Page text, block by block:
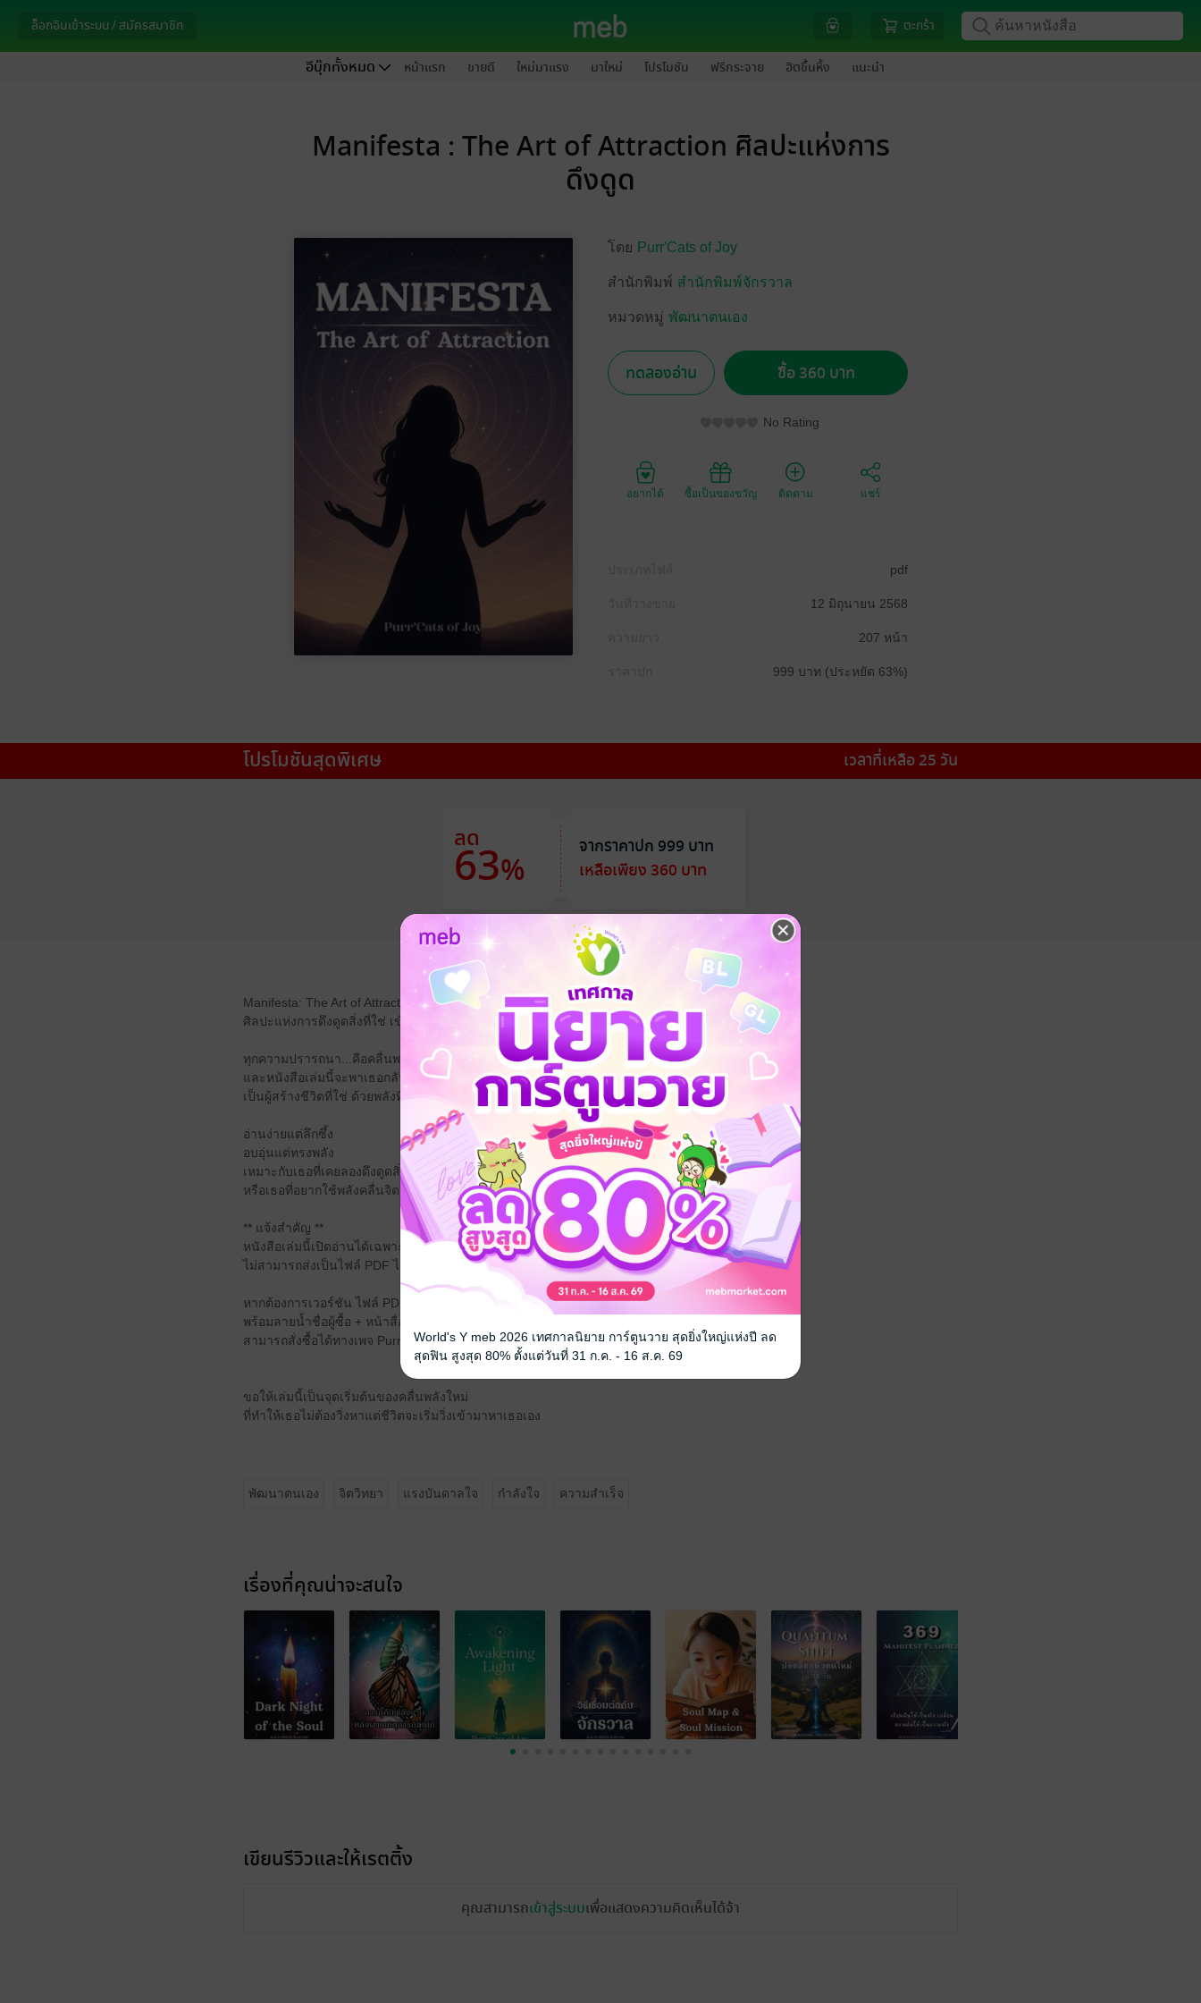
ล็อกอินเข้าระบบ / สมัครสมาชิก ตะกร้า
อีบุ๊กทั้งหมด หน้าแรก ขายดี ใหม่มาแรง มาใหม่ โปรโมชัน ฟรีกระจาย ฮิตขึ้นหิ้ง แนะนำ
Manifesta : The Art of Attraction ศิลปะแห่งการ
ดึงดูด
โดย Purr'Cats of Joy
สำนักพิมพ์ สำนักพิมพ์จักรวาล
หมวดหมู่ พัฒนาตนเอง
ทดลองอ่าน ซื้อ 360 บาท
No Rating
อยากได้ ซื้อเป็นของขวัญ ติดตาม แชร์
pdf
12 มิถุนายน 2568
207 หน้า
999 บาท (ประหยัด 63%)
โปรโมชันสุดพิเศษ เวลาที่เหลือ 25 วัน
ลด
63%
จากราคาปก 999 บาท
เหลือเพียง 360 บาท
Manifesta: The Art of Attraction
ศิลปะแห่งการดึงดูดสิ่งที่ใช่ เข้าสู่ชีวิต ด้วยพลังงานของตัวเอง
ทุกความปรารถนา...คือคลื่นพลังงานที่จักรวาลได้ยิน
และหนังสือเล่มนี้จะพาเธอกลับมา
เป็นผู้สร้างชีวิตที่ใช่ ด้วยพลังที่มีอยู่แล้วในตัวเธอเอง
อ่านง่ายแต่ลึกซึ้ง
อบอุ่นแต่ทรงพลัง
เหมาะกับเธอที่เคยลองดึงดูดสิ่งดีๆ แล้วไม่เวิร์ก
หรือเธอที่อยากใช้พลังคลื่นจิต สร้างชีวิตในแบบที่ไม่ต้องฝืนอีกต่อไป
** แจ้งสำคัญ **
หนังสือเล่มนี้เปิดอ่านได้เฉพาะในแอป MEB เท่านั้น
ไม่สามารถส่งเป็นไฟล์ PDF ได้ในกรณีซื้อผ่านแอป
หากต้องการเวอร์ชัน ไฟล์ PDF เฉพาะบุคคล (Personalized)
พร้อมลายน้ำชื่อผู้ซื้อ + หน้าสื่อสารจักรวาลเฉพาะตัว
สามารถสั่งซื้อได้ทางเพจ Purr'Cats of Joy เท่านั้น
ขอให้เล่มนี้เป็นจุดเริ่มต้นของคลื่นพลังใหม่
ที่ทำให้เธอไม่ต้องวิ่งหาแต่ชีวิตจะเริ่มวิ่งเข้ามาหาเธอเอง
พัฒนาตนเอง จิตวิทยา แรงบันดาลใจ กำลังใจ ความสำเร็จ
เรื่องที่คุณน่าจะสนใจ
เขียนรีวิวและให้เรตติ้ง
คุณสามารถเข้าสู่ระบบเพื่อแสดงความคิดเห็นได้จ้า
World's Y meb 2026 เทศกาลนิยาย การ์ตูนวาย สุดยิ่งใหญ่แห่งปี ลด
สุดฟิน สูงสุด 80% ตั้งแต่วันที่ 31 ก.ค. - 16 ส.ค. 69